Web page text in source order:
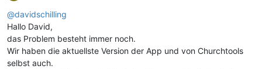
@davidschilling
Hallo David,
das Problem besteht immer noch.
Wir haben die aktuellste Version der App und von Churchtools
selbst auch.